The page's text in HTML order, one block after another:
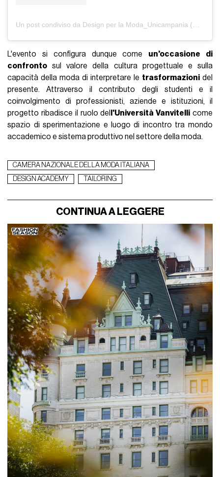
L'evento si configura dunque come un'occasione di
confronto sul valore della cultura progettuale e sulla
capacità della moda di interpretare le trasformazionidel
presente. Attraverso il contributo degli studenti e il
coinvolgimento di professionisti, aziende e istituzioni, il
progetto ribadisce il ruolo del l'Università Vanvitelli come
spazio di sperimentazione e luogo di incontro tra mondo
accademico e sistema produttivo nel settore della moda.
CAMERA NAZIONALE DELLA MODA ITALIANA
DESIGN ACADEMY
TAILORING
CONTINUA A LEGGERE